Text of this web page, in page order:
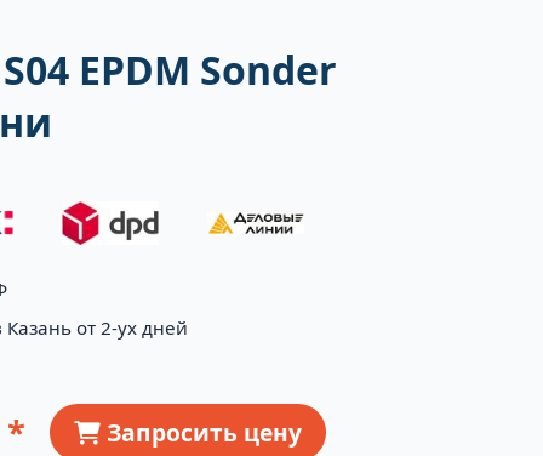
EPDM Sonder
Казань от 2-ух дней
Запросить цену